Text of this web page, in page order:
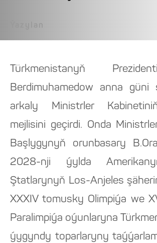
Türkmenistanyň
Berdimuhamedow anna güni
arkaly Ministrler
mejlisini geçirdi. Onda
Başlygynyň orunbasary
2028-nji ýylda
Ştatlarynyň Los-Anjeles
XXXIV tomusky Olimpiýa we
Paralimpiýa oýunlaryna
ýygyndy toparlaryny